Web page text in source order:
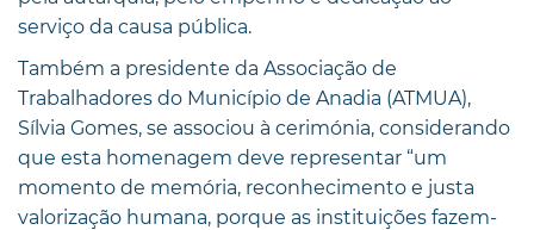
serviço da causa pública.
Também a presidente da Associação de
Trabalhadores do Município de Anadia (ATMUA),
Sílvia Gomes, se associou à cerimónia, considerando
que esta homenagem deve representar “um
momento de memória, reconhecimento e justa
valorização humana, porque as instituições fazem-